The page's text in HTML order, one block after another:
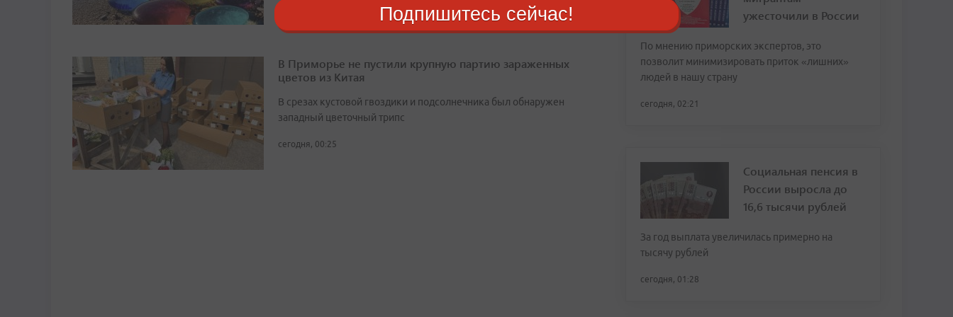
В Приморье не пустили крупную партию зараженных
цветов из Китая
В срезах кустовой гвоздики и подсолнечника был обнаружен
западный цветочный трипс
сегодня, 00:25
ужесточили в России
По мнению приморских экспертов, это
позволит минимизировать приток «лишних»
людей в нашу страну
сегодня, 02:21
Социальная пенсия в
России выросла до
16,6 тысячи рублей
За год выплата увеличилась примерно на
тысячу рублей
сегодня, 01:28
Подпишитесь сейчас!